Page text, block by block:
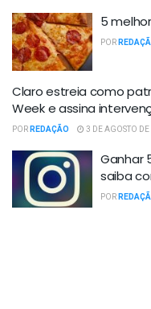
5
POR
Claro estreia como
Week e assina
PORREDAÇÃO 3 DE AGOSTO
Ganhar
saiba
POR